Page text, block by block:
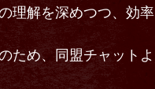
理解を深めつつ、効率
ため、同盟チャットよ